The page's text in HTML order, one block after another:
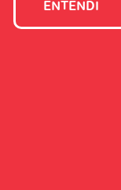
ENTENDI